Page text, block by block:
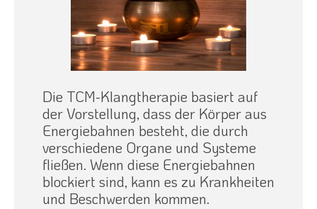
Die TCM-Klangtherapie basiert auf
der Vorstellung, dass der Körper aus
Energiebahnen besteht, die durch
verschiedene Organe und Systeme
fließen. Wenn diese Energiebahnen
blockiert sind, kann es zu Krankheiten
und Beschwerden kommen.